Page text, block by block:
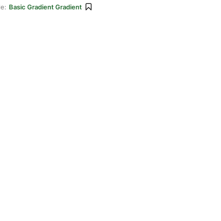
Basic Gradient Gradient